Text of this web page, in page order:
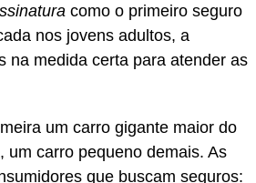
como o primeiro seguro
nos jovens adultos, a
na medida certa para atender as
um carro gigante maior do
um carro pequeno demais. As
que buscam seguros: